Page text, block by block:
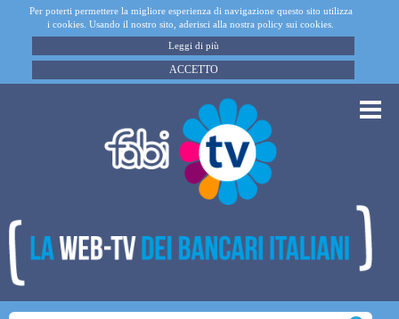
Per poterti permettere la migliore esperienza di navigazione questo sito utilizza
i cookies. Usando il nostro sito, aderisci alla nostra policy sui cookies.
Leggi di più
ACCETTO